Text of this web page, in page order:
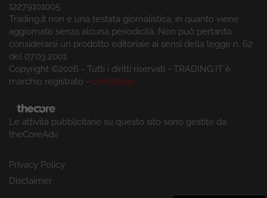
12279101005
Trading.it non è una testata giornalistica, in quanto viene
aggiornato senza alcuna periodicità. Non può pertanto
considerarsi un prodotto editoriale ai sensi della legge n. 62
del 07.03.2001
Copyright ©2026 - Tutti i diritti riservati - TRADING.IT è
marchio registrato - Contattaci
Le attività pubblicitarie su questo sito sono gestite da
theCoreAdv
Privacy Policy
Disclaimer